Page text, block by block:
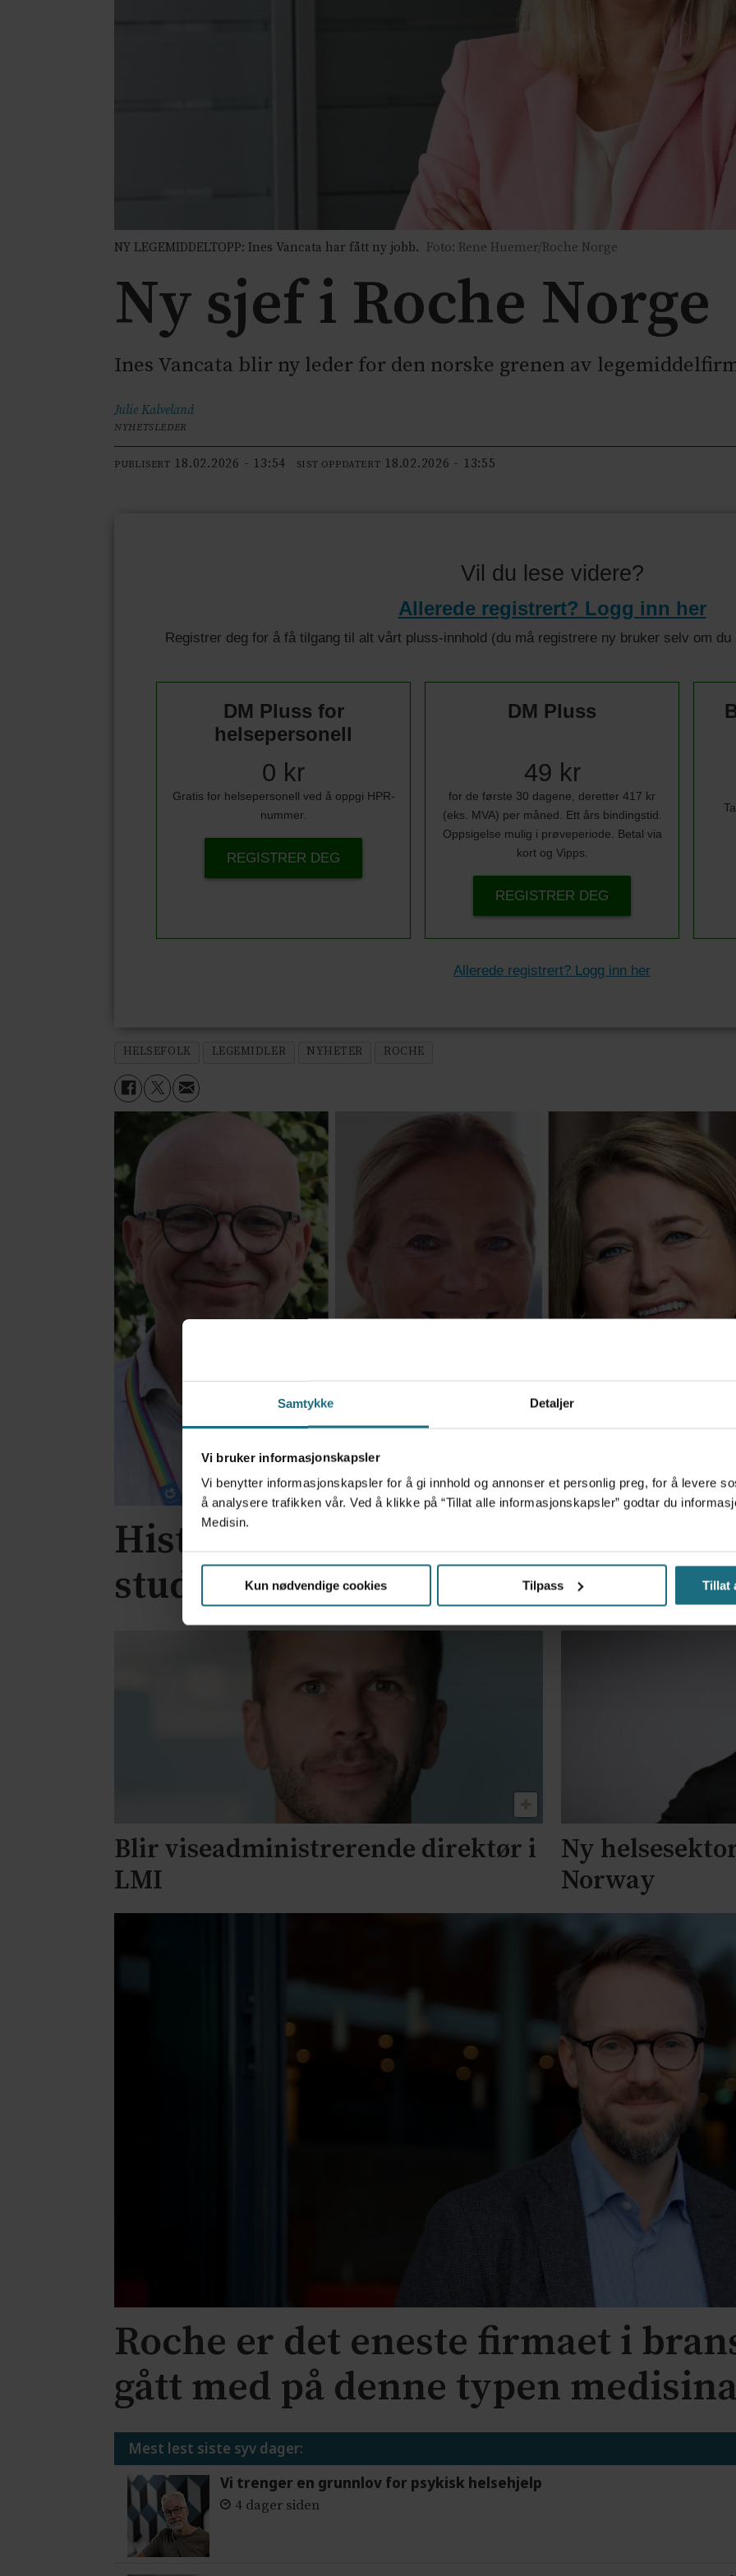
Samtykke Detaljer
Vi bruker informasjonskapsler
Vi benytter informasjonskapsler for å gi innhold og annonser et personlig preg, for å levere
å analysere trafikken vår. Ved å klikke på “Tillat alle informasjonskapsler” godtar du
Medisin.
Kun nødvendige cookies Tilpass Tillat
NY LEGEMIDDELTOPP: Ines Vancata har fått ny jobb. Foto: Rene Huemer/Roche Norge
Ny sjef i Roche Norge
Ines Vancata blir ny leder for den norske grenen av
Julie Kalveland
NYHETSLEDER
PUBLISERT 18.02.2026 - 13:54 SIST OPPDATERT 18.02.2026 - 13:55
Vil du lese videre?
Allerede registrert? Logg inn her
Registrer deg for å få tilgang til alt vårt pluss-innhold (du må registrere ny bruker selv om
DM Pluss for
helsepersonell
0 kr
Gratis for helsepersonell ved å oppgi HPR-
nummer.
REGISTRER DEG
DM Pluss
49 kr
for de første 30 dagene, deretter 417 kr
(eks. MVA) per måned. Ett års bindingstid.
Oppsigelse mulig i prøveperiode. Betal via
kort og Vipps.
REGISTRER DEG
Allerede registrert? Logg inn her
HELSEFOLK LEGEMIDLER NYHETER ROCHE
Historisk partnerskap skal gi et
studier
Blir viseadministrerende direktør i
LMI
Ny
Norway
Roche er det eneste firmaet i
gått med på denne typen
Mest lest siste syv dager:
Vi trenger en grunnlov for psykisk helsehjelp
4 dager siden